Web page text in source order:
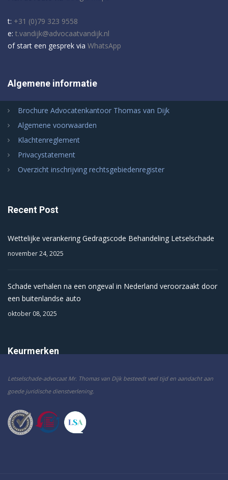
t: +31 (0)79 323 9558
e: t.vandijk@advocaatvandijk.nl
of start een gesprek via WhatsApp
Algemene informatie
Brochure Advocatenkantoor Thomas van Dijk
Algemene voorwaarden
Klachtenreglement
Privacystatement
Overzicht inschrijving rechtsgebiedenregister
Recent Post
Wettelijke verankering Gedragscode Behandeling Letselschade
november 24, 2025
Schade verhalen na een ongeval in Nederland veroorzaakt door
een buitenlandse auto
oktober 08, 2025
Keurmerken
Letselschade-advocaat Mr. Thomas van Dijk besteedt veel tijd en aandacht aan
goede juridische dienstverlening.